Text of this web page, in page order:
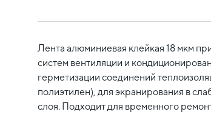
Лента алюминиевая клейкая 18 мкм
систем вентиляции и
герметизации соединений
полиэтилен), для экранирования в
слоя. Подходит для временного